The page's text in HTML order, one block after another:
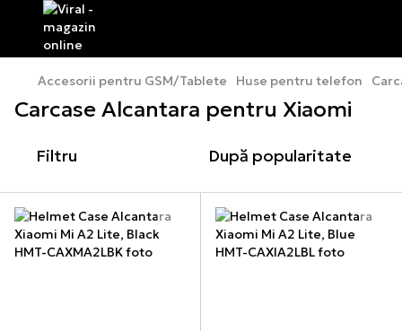
Accesorii pentru GSM/Tablete Huse pentru telefon
Carcase Alcantara pentru Xiaomi
Filtru După popularitate